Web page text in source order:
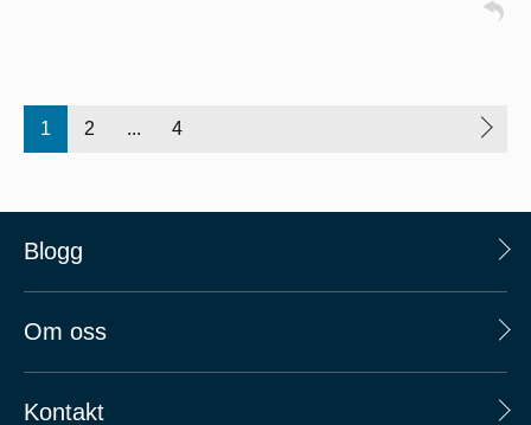
1 2 ... 4
Blogg
Om oss
Kontakt